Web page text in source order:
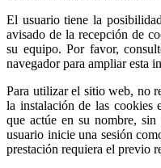
El usuario tiene la
avisado de la recepción de
su equipo. Por favor,
navegador para ampliar esta
Para utilizar el sitio web, no
la instalación de las cookies
que actúe en su nombre,
usuario inicie una sesión
prestación requiera el previo